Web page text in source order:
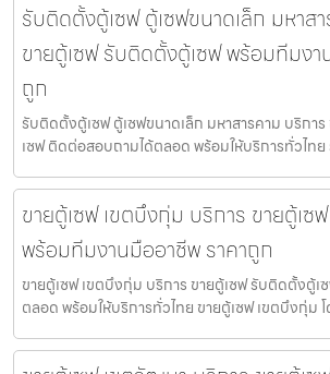
รับติดตั้งตู้เซฟ ตู้เซฟขนาดเล็ก มหาส
ขายตู้เซฟ รับติดตั้งตู้เซฟ พร้อมทีมงา
ถูก
รับติดตั้งตู้เซฟ ตู้เซฟขนาดเล็ก มหาสารคาม บริกา
เซฟ ติดต่อสอบถามได้ตลอด พร้อมให้บริการทั่วไทย
ขายตู้เซฟ เขตบึงกุ่ม บริการ ขายตู้เ
พร้อมทีมงานมืออาชีพ ราคาถูก
ขายตู้เซฟ เขตบึงกุ่ม บริการ ขายตู้เซฟ รับติดตั้งตู้
ตลอด พร้อมให้บริการทั่วไทย ขายตู้เซฟ เขตบึงกุ่ม